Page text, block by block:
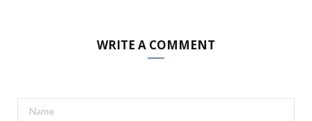
WRITE A COMMENT